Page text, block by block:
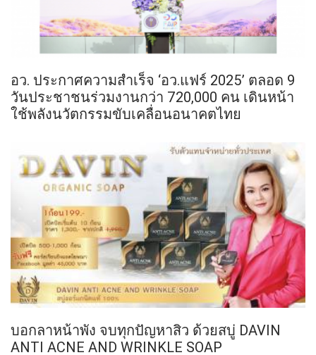
อว. ประกาศความสำเร็จ ‘อว.แฟร์ 2025’ ตลอด 9
วันประชาชนร่วมงานกว่า 720,000 คน เดินหน้า
ใช้พลังนวัตกรรมขับเคลื่อนอนาคตไทย
บอกลาหน้าพัง จบทุกปัญหาสิว ด้วยสบู่ DAVIN
ANTI ACNE AND WRINKLE SOAP